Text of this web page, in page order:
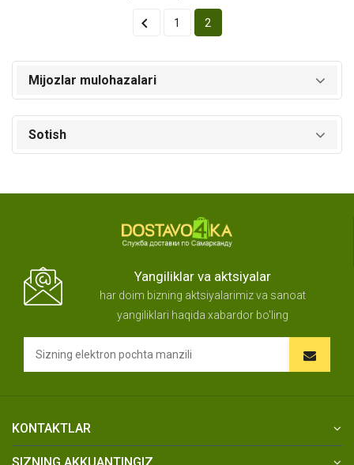
 1 2
Mijozlar mulohazalari
Sotish
Yangiliklar va aktsiyalar
har doim bizning aktsiyalarimiz va sanoat
yangiliklari haqida xabardor bo'ling
KONTAKTLAR
SIZNING AKKUANTINGIZ